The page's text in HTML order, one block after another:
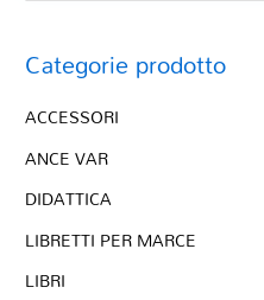
Categorie prodotto
ACCESSORI
ANCE VAR
DIDATTICA
LIBRETTI PER MARCE
LIBRI